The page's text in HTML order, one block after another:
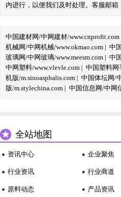
内进行，以便我们及时处理。客服邮箱
中国建材网/中网建材/www.cnprofit.com
机械网/中网机械/www.okmao.com | 中
玻璃网/中网玻璃/www.meesm.com | 中
中网塑料/www.vlevle.com | 中国塑料网
机版/m.sinoasphalts.com | 中国体坛网/
版/m.stylechina.com | 中国信息网/中网
全站地图
资讯中心
行业资讯
原料动态
企业聚焦
行业商道
产品资讯